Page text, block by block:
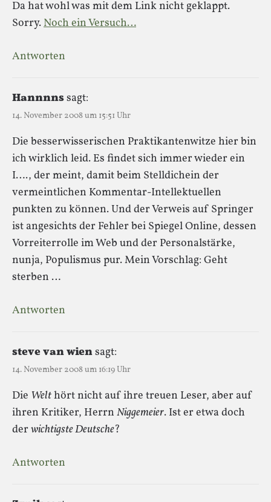
Da hat wohl was mit dem Link nicht geklappt.
Sorry.Noch ein Versuch…
Antworten
Hannnnssagt:
14. November 2008 um 15:51 Uhr
Die besserwisserischen Praktikantenwitze hier bin
ich wirklich leid. Es findet sich immer wieder ein
I…., der meint, damit beim Stelldichein der
vermeintlichen Kommentar-Intellektuellen
punkten zu können. Und der Verweis auf Springer
ist angesichts der Fehler bei Spiegel Online, dessen
Vorreiterrolle im Web und der Personalstärke,
nunja, Populismus pur. Mein Vorschlag: Geht
sterben …
Antworten
steve van wiensagt:
14. November 2008 um 16:19 Uhr
Die Welthört nicht auf ihre treuen Leser, aber auf
ihren Kritiker, Herrn Niggemeier. Ist er etwa doch
der wichtigste Deutsche?
Antworten